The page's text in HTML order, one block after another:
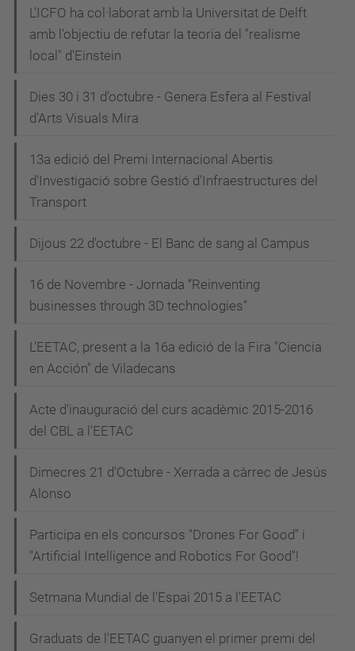
L'ICFO ha col·laborat amb la Universitat de Delft
amb l'objectiu de refutar la teoria del "realisme
local" d'Einstein
Dies 30 i 31 d'octubre - Genera Esfera al Festival
d'Arts Visuals Mira
13a edició del Premi Internacional Abertis
d'Investigació sobre Gestió d'Infraestructures del
Transport
Dijous 22 d'octubre - El Banc de sang al Campus
16 de Novembre - Jornada “Reinventing
businesses through 3D technologies”
L'EETAC, present a la 16a edició de la Fira "Ciencia
en Acción" de Viladecans
Acte d'inauguració del curs acadèmic 2015-2016
del CBL a l'EETAC
Dimecres 21 d'Octubre - Xerrada a càrrec de Jesús
Alonso
Participa en els concursos "Drones For Good" i
"Artificial Intelligence and Robotics For Good"!
Setmana Mundial de l'Espai 2015 a l'EETAC
Graduats de l'EETAC guanyen el primer premi del